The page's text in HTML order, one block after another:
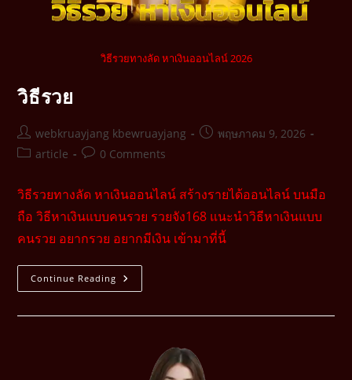
วิธีรวยทางลัด หาเงินออนไลน์ 2026
วิธีรวย
webkruayjang kbewruayjang
พฤษภาคม 9, 2026
article
0 Comments
วิธีรวยทางลัด หาเงินออนไลน์ สร้างรายได้ออนไลน์ บนมือ
ถือ วิธีหาเงินแบบคนรวย รวยจัง168 แนะนำวิธีหาเงินแบบ
คนรวย อยากรวย อยากมีเงิน เข้ามาที่นี้
Continue Reading